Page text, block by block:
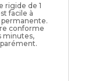
rigide de 1
facile à
conforme
minutes,